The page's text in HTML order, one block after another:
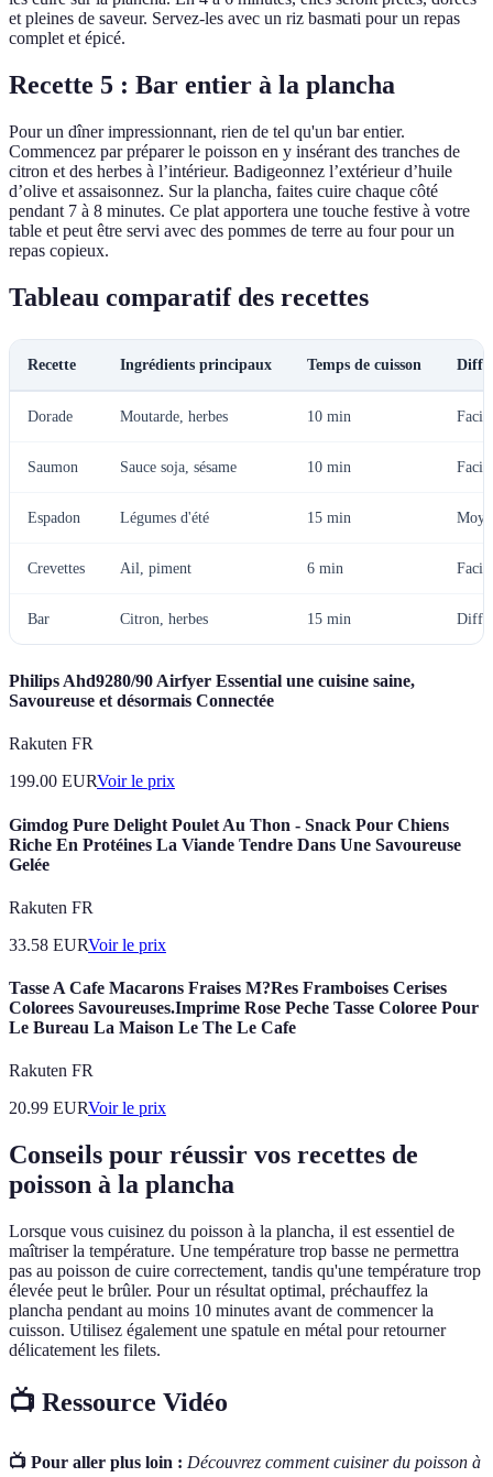
et pleines de saveur. Servez-les avec un riz basmati pour un repas
complet et épicé.
Recette 5 : Bar entier à la plancha
Pour un dîner impressionnant, rien de tel qu'un bar entier.
Commencez par préparer le poisson en y insérant des tranches de
citron et des herbes à l’intérieur. Badigeonnez l’extérieur d’huile
d’olive et assaisonnez. Sur la plancha, faites cuire chaque côté
pendant 7 à 8 minutes. Ce plat apportera une touche festive à votre
table et peut être servi avec des pommes de terre au four pour un
repas copieux.
Tableau comparatif des recettes
Recette Ingrédients principaux Temps de cuisson
Dorade Moutarde, herbes 10 min Facile
Saumon Sauce soja, sésame 10 min Facile
Espadon Légumes d'été 15 min
Crevettes Ail, piment 6 min Facile
Bar Citron, herbes 15 min
Philips Ahd9280/90 Airfyer Essential une cuisine saine,
Savoureuse et désormais Connectée
Rakuten FR
199.00 EURVoir le prix
Gimdog Pure Delight Poulet Au Thon - Snack Pour Chiens
Riche En Protéines La Viande Tendre Dans Une Savoureuse
Gelée
Rakuten FR
33.58 EURVoir le prix
Tasse A Cafe Macarons Fraises M?Res Framboises Cerises
Colorees Savoureuses.Imprime Rose Peche Tasse Coloree Pour
Le Bureau La Maison Le The Le Cafe
Rakuten FR
20.99 EURVoir le prix
Conseils pour réussir vos recettes de
poisson à la plancha
Lorsque vous cuisinez du poisson à la plancha, il est essentiel de
maîtriser la température. Une température trop basse ne permettra
pas au poisson de cuire correctement, tandis qu'une température trop
élevée peut le brûler. Pour un résultat optimal, préchauffez la
plancha pendant au moins 10 minutes avant de commencer la
cuisson. Utilisez également une spatule en métal pour retourner
délicatement les filets.
📺 Ressource Vidéo
📺 Pour aller plus loin : Découvrez comment cuisiner du poisson à